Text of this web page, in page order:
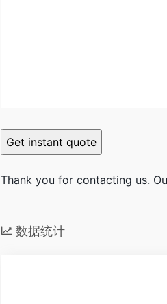
Thank you for contacting us.
数据统计